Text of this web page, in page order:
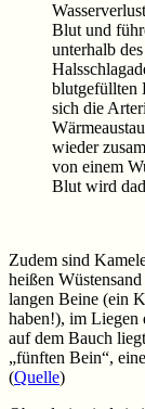
Blut und
unterhalb
blutgefüllten
sich die
wieder
von einem
Blut wird
Zudem sind
heißen
langen Beine (ein
haben!), im Liegen
auf dem Bauch
„fünften Bein“,
(Quelle)